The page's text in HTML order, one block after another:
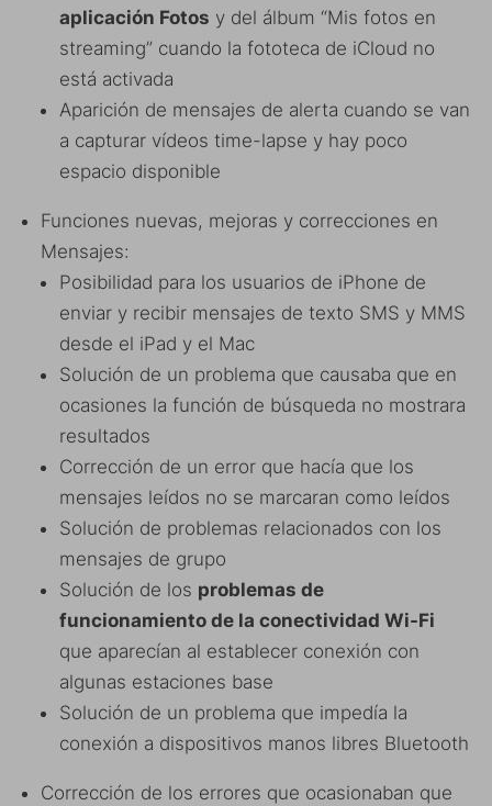
aplicación Fotos y del álbum “Mis fotos en
streaming” cuando la fototeca de iCloud no
está activada
Aparición de mensajes de alerta cuando se van
a capturar vídeos time-lapse y hay poco
espacio disponible
Funciones nuevas, mejoras y correcciones en
Mensajes:
Posibilidad para los usuarios de iPhone de
enviar y recibir mensajes de texto SMS y MMS
desde el iPad y el Mac
Solución de un problema que causaba que en
ocasiones la función de búsqueda no mostrara
resultados
Corrección de un error que hacía que los
mensajes leídos no se marcaran como leídos
Solución de problemas relacionados con los
mensajes de grupo
Solución de los problemas de
funcionamiento de la conectividad Wi-Fi
que aparecían al establecer conexión con
algunas estaciones base
Solución de un problema que impedía la
conexión a dispositivos manos libres Bluetooth
Corrección de los errores que ocasionaban que